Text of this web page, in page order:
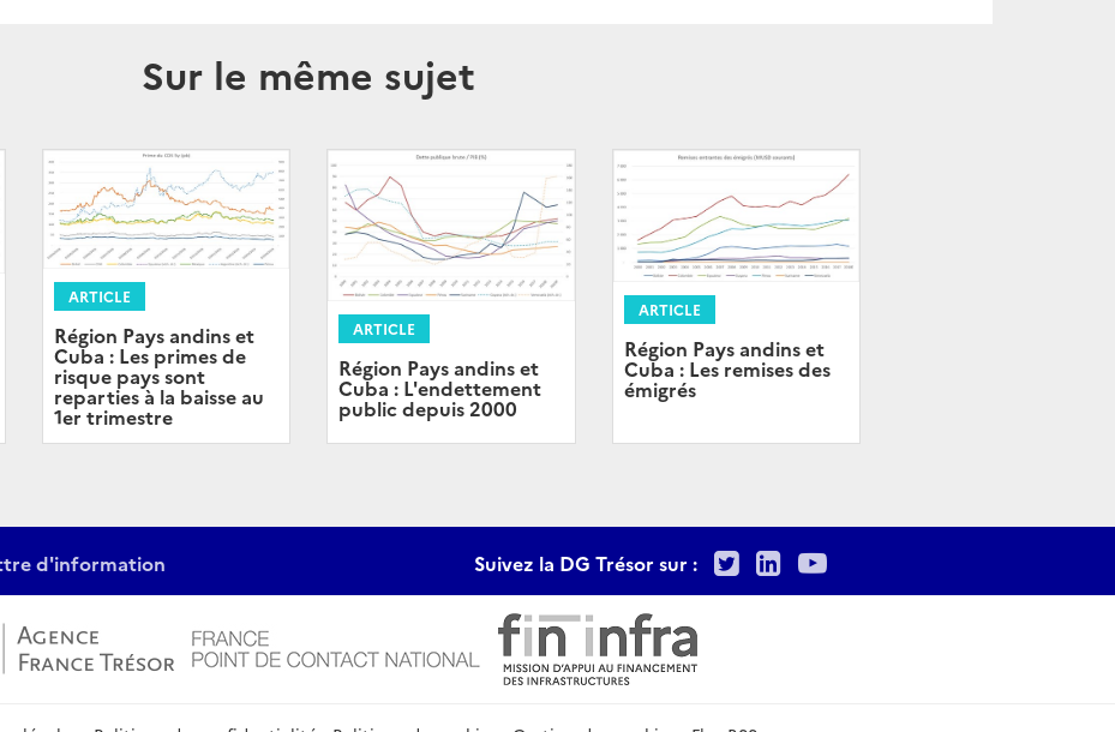
Sur le même sujet
ARTICLE
Région Pays andins et
Cuba : Les primes de
risque pays sont
reparties à la baisse au
1er trimestre
ARTICLE
Région Pays andins et
Cuba : L'endettement
public depuis 2000
ARTICLE
Région Pays andins et
Cuba : Les remises des
émigrés
d'information Suivez la DG Trésor sur : TwitterLinkedIn
Youtube